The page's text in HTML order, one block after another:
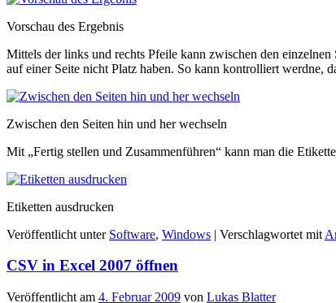
Vorschau des Ergebnis
Mittels der links und rechts Pfeile kann zwischen den
auf einer Seite nicht Platz haben. So kann kontrolliert werdne,
Zwischen den Seiten hin und her wechseln
Mit „Fertig stellen und Zusammenführen“ kann man die
Etiketten ausdrucken
Veröffentlicht unter Software, Windows | Verschlagwortet mit
CSV in Excel 2007 öffnen
Veröffentlicht am 4. Februar 2009 von Lukas Blatter